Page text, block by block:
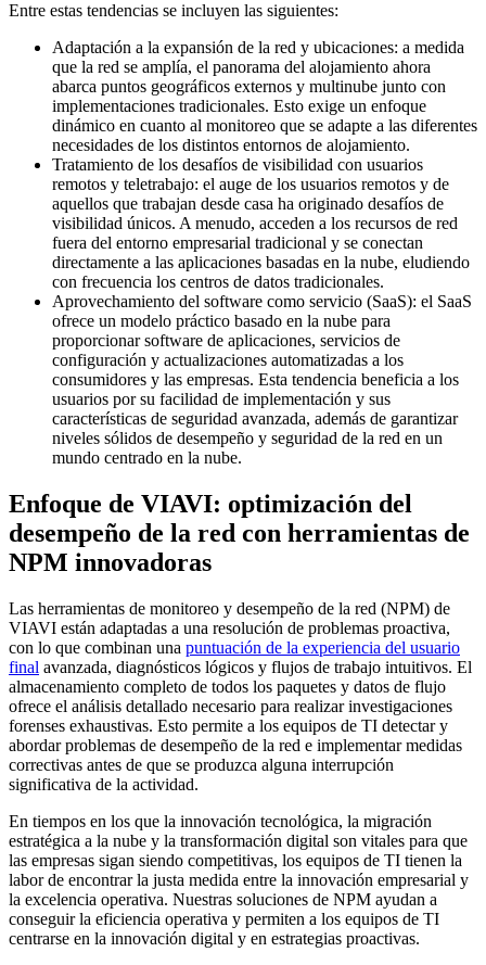
Entre estas tendencias se incluyen las siguientes:
Adaptación a la expansión de la red y ubicaciones: a medida
que la red se amplía, el panorama del alojamiento ahora
abarca puntos geográficos externos y multinube junto con
implementaciones tradicionales. Esto exige un enfoque
dinámico en cuanto al monitoreo que se adapte a las diferentes
necesidades de los distintos entornos de alojamiento.
Tratamiento de los desafíos de visibilidad con usuarios
remotos y teletrabajo: el auge de los usuarios remotos y de
aquellos que trabajan desde casa ha originado desafíos de
visibilidad únicos. A menudo, acceden a los recursos de red
fuera del entorno empresarial tradicional y se conectan
directamente a las aplicaciones basadas en la nube, eludiendo
con frecuencia los centros de datos tradicionales.
Aprovechamiento del software como servicio (SaaS): el SaaS
ofrece un modelo práctico basado en la nube para
proporcionar software de aplicaciones, servicios de
configuración y actualizaciones automatizadas a los
consumidores y las empresas. Esta tendencia beneficia a los
usuarios por su facilidad de implementación y sus
características de seguridad avanzada, además de garantizar
niveles sólidos de desempeño y seguridad de la red en un
mundo centrado en la nube.
Enfoque de VIAVI: optimización del
desempeño de la red con herramientas de
NPM innovadoras
Las herramientas de monitoreo y desempeño de la red (NPM) de
VIAVI están adaptadas a una resolución de problemas proactiva,
con lo que combinan una puntuación de la experiencia del usuario
final avanzada, diagnósticos lógicos y flujos de trabajo intuitivos. El
almacenamiento completo de todos los paquetes y datos de flujo
ofrece el análisis detallado necesario para realizar investigaciones
forenses exhaustivas. Esto permite a los equipos de TI detectar y
abordar problemas de desempeño de la red e implementar medidas
correctivas antes de que se produzca alguna interrupción
significativa de la actividad.
En tiempos en los que la innovación tecnológica, la migración
estratégica a la nube y la transformación digital son vitales para que
las empresas sigan siendo competitivas, los equipos de TI tienen la
labor de encontrar la justa medida entre la innovación empresarial y
la excelencia operativa. Nuestras soluciones de NPM ayudan a
conseguir la eficiencia operativa y permiten a los equipos de TI
centrarse en la innovación digital y en estrategias proactivas.